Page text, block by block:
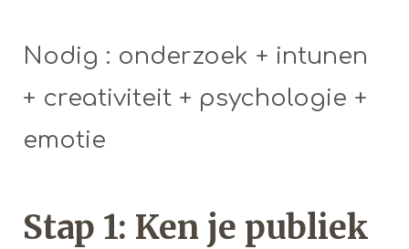
Nodig : onderzoek + intunen
+ creativiteit + psychologie +
emotie
Stap 1: Ken je publiek